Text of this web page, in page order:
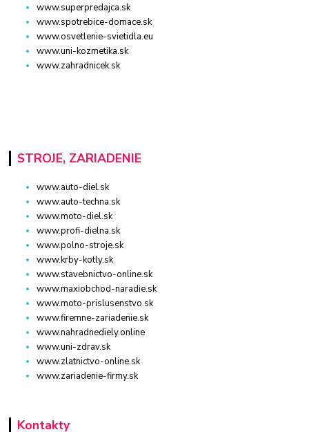
www.superpredajca.sk
www.spotrebice-domace.sk
www.osvetlenie-svietidla.eu
www.uni-kozmetika.sk
www.zahradnicek.sk
STROJE, ZARIADENIE
www.auto-diel.sk
www.auto-techna.sk
www.moto-diel.sk
www.profi-dielna.sk
www.polno-stroje.sk
www.krby-kotly.sk
www.stavebnictvo-online.sk
www.maxiobchod-naradie.sk
www.moto-prislusenstvo.sk
www.firemne-zariadenie.sk
www.nahradnediely.online
www.uni-zdrav.sk
www.zlatnictvo-online.sk
www.zariadenie-firmy.sk
Kontakty